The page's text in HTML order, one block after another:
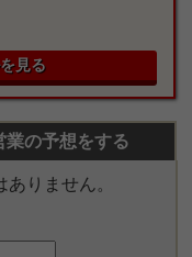
見る
業の予想をする
りません。